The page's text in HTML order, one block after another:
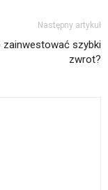
Następny artykuł
zainwestować szybki
zwrot?